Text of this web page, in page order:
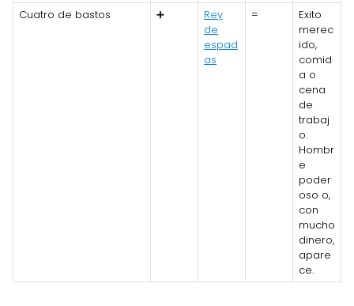
Cuatro de bastos
➕
Rey
de
espad
as
=
Exito
merec
ido,
comid
a o
cena
de
trabaj
o.
Hombr
e
poder
oso o,
con
mucho
dinero,
apare
ce.